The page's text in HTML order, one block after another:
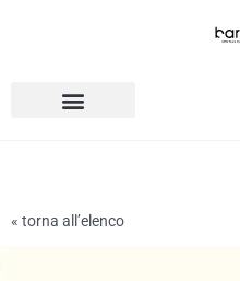
« torna all’elenco